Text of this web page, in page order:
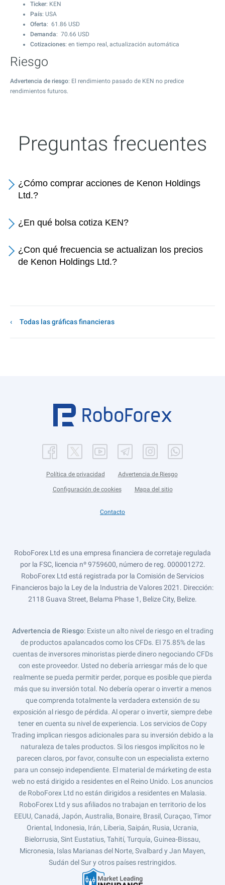
Ticker: KEN
País: USA
Oferta: 61.86 USD
Demanda: 70.66 USD
Cotizaciones: en tiempo real, actualización automática
Riesgo
Advertencia de riesgo: El rendimiento pasado de KEN no predice
rendimientos futuros.
Preguntas frecuentes
¿Cómo comprar acciones de Kenon Holdings
Ltd.?
¿En qué bolsa cotiza KEN?
¿Con qué frecuencia se actualizan los precios
de Kenon Holdings Ltd.?
Todas las gráficas financieras
Política de privacidad Advertencia de Riesgo
Configuración de cookies Mapa del sitio
Contacto
RoboForex Ltd es una empresa financiera de corretaje regulada
por la FSC, licencia nº 9759600, número de reg. 000001272.
RoboForex Ltd está registrada por la Comisión de Servicios
Financieros bajo la Ley de la Industria de Valores 2021. Dirección:
2118 Guava Street, Belama Phase 1, Belize City, Belize.
Advertencia de Riesgo: Existe un alto nivel de riesgo en el trading
de productos apalancados como los CFDs. El 75.85% de las
cuentas de inversores minoristas pierde dinero negociando CFDs
con este proveedor. Usted no debería arriesgar más de lo que
realmente se pueda permitir perder, porque es posible que pierda
más que su inversión total. No debería operar o invertir a menos
que comprenda totalmente la verdadera extensión de su
exposición al riesgo de pérdida. Al operar o invertir, siempre debe
tener en cuenta su nivel de experiencia. Los servicios de Copy
Trading implican riesgos adicionales para su inversión debido a la
naturaleza de tales productos. Si los riesgos implícitos no le
parecen claros, por favor, consulte con un especialista externo
para un consejo independiente. El material de márketing de esta
web no está dirigido a residentes en el Reino Unido. Los anuncios
de RoboForex Ltd no están dirigidos a residentes en Malasia.
RoboForex Ltd y sus afiliados no trabajan en territorio de los
EEUU, Canadá, Japón, Australia, Bonaire, Brasil, Curaçao, Timor
Oriental, Indonesia, Irán, Liberia, Saipán, Rusia, Ucrania,
Bielorrusia, Sint Eustatius, Tahití, Turquía, Guinea-Bissau,
Micronesia, Islas Marianas del Norte, Svalbard y Jan Mayen,
Sudán del Sur y otros países restringidos.